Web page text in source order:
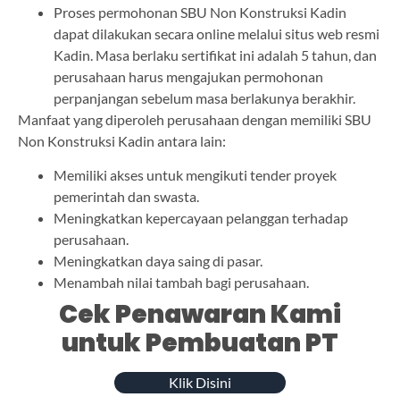
Proses permohonan SBU Non Konstruksi Kadin
dapat dilakukan secara online melalui situs web resmi
Kadin. Masa berlaku sertifikat ini adalah 5 tahun, dan
perusahaan harus mengajukan permohonan
perpanjangan sebelum masa berlakunya berakhir.
Manfaat yang diperoleh perusahaan dengan memiliki SBU
Non Konstruksi Kadin antara lain:
Memiliki akses untuk mengikuti tender proyek
pemerintah dan swasta.
Meningkatkan kepercayaan pelanggan terhadap
perusahaan.
Meningkatkan daya saing di pasar.
Menambah nilai tambah bagi perusahaan.
Cek Penawaran Kami
untuk Pembuatan PT
Klik Disini